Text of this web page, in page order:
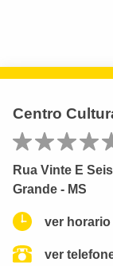
Centro
Rua Vinte E
Grande - MS
ver
ver